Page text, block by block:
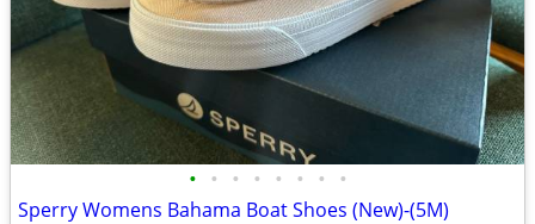
• • • • • • • •
Sperry Womens Bahama Boat Shoes (New)-(5M)